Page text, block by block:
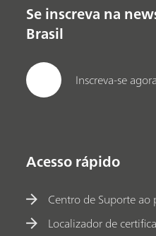
Se inscreva na
Brasil
Inscreva-se agora
Acesso rápido
Centro de Suporte
Localizador de